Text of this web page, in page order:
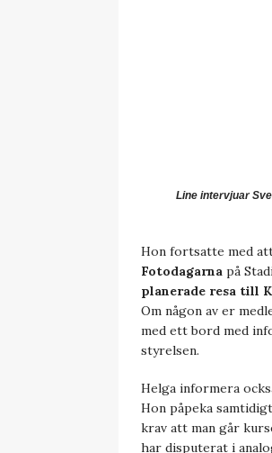
Line intervjuar
Hon fortsatte med
Fotodagarna på
planerade resa till
Om någon av er
med ett bord med
styrelsen.
Helga informera
Hon påpeka
krav att man går
har disputerat i